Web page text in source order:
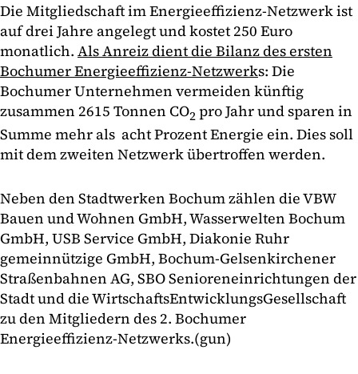
Die Mitgliedschaft im Energieeffizienz-Netzwerk ist
auf drei Jahre angelegt und kostet 250 Euro
monatlich. Als Anreiz dient die Bilanz des ersten
Bochumer Energieeffizienz-Netzwerks: Die
Bochumer Unternehmen vermeiden künftig
zusammen 2615 Tonnen CO2pro Jahr und sparen in
Summe mehr als acht Prozent Energie ein. Dies soll
mit dem zweiten Netzwerk übertroffen werden.
Neben den Stadtwerken Bochum zählen die VBW
Bauen und Wohnen GmbH, Wasserwelten Bochum
GmbH, USB Service GmbH, Diakonie Ruhr
gemeinnützige GmbH, Bochum-Gelsenkirchener
Straßenbahnen AG, SBO Senioreneinrichtungen der
Stadt und die WirtschaftsEntwicklungsGesellschaft
zu den Mitgliedern des 2. Bochumer
Energieeffizienz-Netzwerks.(gun)